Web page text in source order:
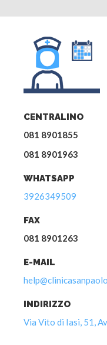
CENTRALINO
081 8901855
081 8901963
WHATSAPP
3926349509
FAX
081 8901263
E-MAIL
INDIRIZZO
Via Vito di Iasi, 51,